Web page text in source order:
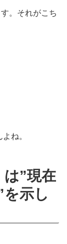
。それがこち
ね。
は”現在
示し